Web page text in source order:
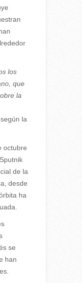
los
que
la
según la
octubre
de la
desde
ha
se
han